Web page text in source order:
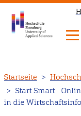
zum
Inhalt
Startseite
Start Smart -
in die